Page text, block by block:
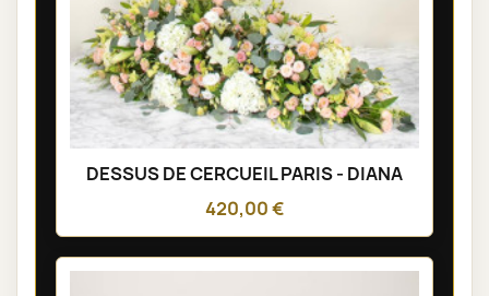
DESSUS DE CERCUEIL PARIS - DIANA
420,00 €